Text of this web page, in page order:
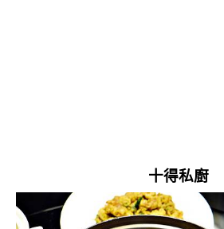
十得私廚